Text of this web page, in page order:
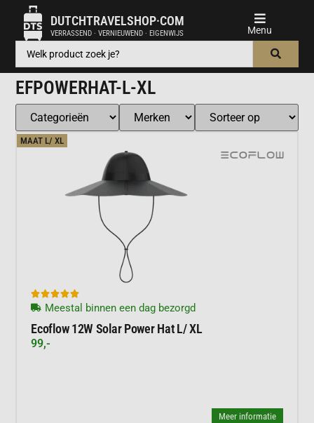
DUTCHTRAVELSHOP·COM
VERRASSEND · VERNIEUWEND · EIGENWIJS
EFPOWERHAT-L-XL
MAAT L/ XL

Meestal binnen een dag bezorgd
Ecoflow 12W Solar Power Hat L/ XL
99,-
Meer informatie